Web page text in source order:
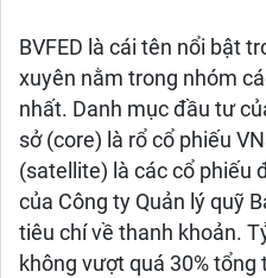
BVFED là cái tên nổi bật
xuyên nằm trong nhóm
nhất. Danh mục đầu tư
sở (core) là rổ cổ phiếu
(satellite) là các cổ phiếu
của Công ty Quản lý quỹ
tiêu chí về thanh khoản.
không vượt quá 30% tổng